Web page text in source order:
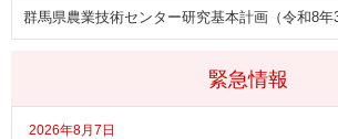
緊急情報
2026年8月7日
群馬県農業技術センター研究基本計画（令和8年3